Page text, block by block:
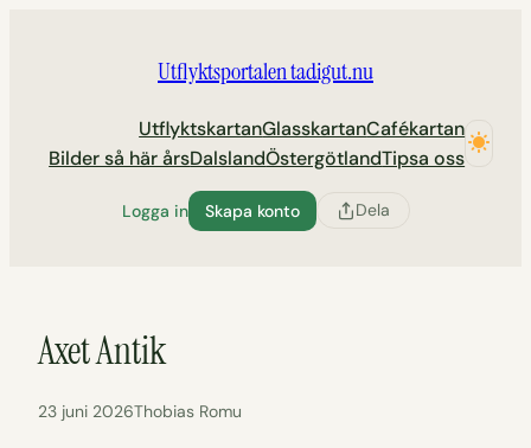
Utflyktsportalen tadigut.nu
UtflyktskartanGlasskartanCafékartan
Bilder så här årsDalslandÖstergötlandTipsa oss
Logga in Skapa konto Dela
Axet Antik
23 juni 2026Thobias Romu